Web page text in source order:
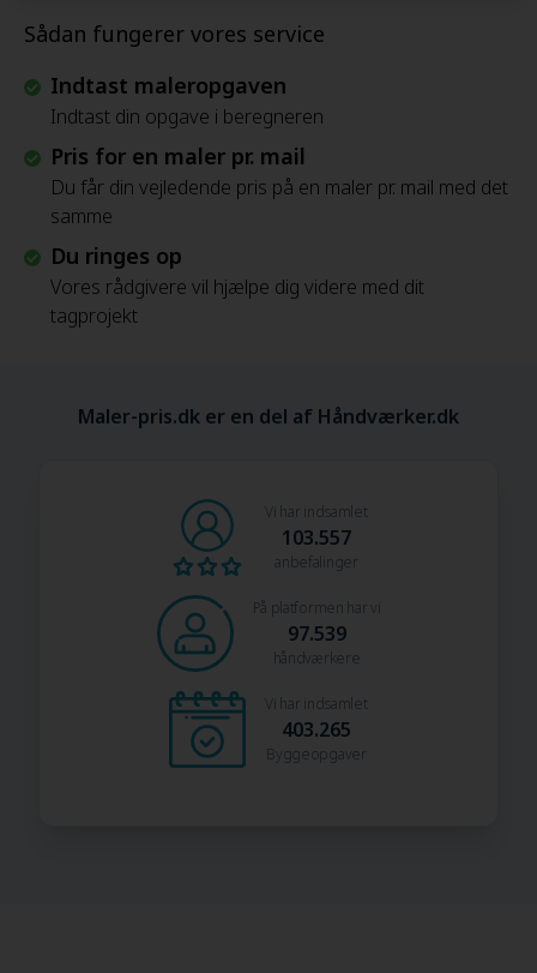
Sådan fungerer vores service
Indtast maleropgaven
Indtast din opgave i beregneren
Pris for en maler pr. mail
Du får din vejledende pris på en maler pr. mail med det
samme
Du ringes op
Vores rådgivere vil hjælpe dig videre med dit
tagprojekt
Maler-pris.dk er en del af Håndværker.dk
Vi har indsamlet
103.557
anbefalinger
På platformen har vi
97.539
håndværkere
Vi har indsamlet
403.265
Byggeopgaver